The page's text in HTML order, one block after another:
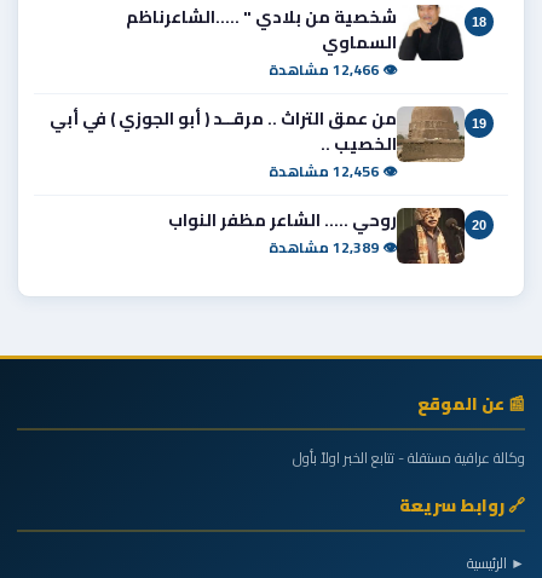
18
شخصية من بلادي " .....الشاعرناظم
السماوي
👁 12,466 مشاهدة
19
من عمق التراث .. مرقــد ( أبو الجوزي ) في أبي
الخصيب ..
👁 12,456 مشاهدة
20 روحي ..... الشاعر مظفر النواب
👁 12,389 مشاهدة
📰 عن الموقع
وكالة عراقية مستقلة - تتابع الخبر اولاً بأول
🔗 روابط سريعة
► الرئيسية